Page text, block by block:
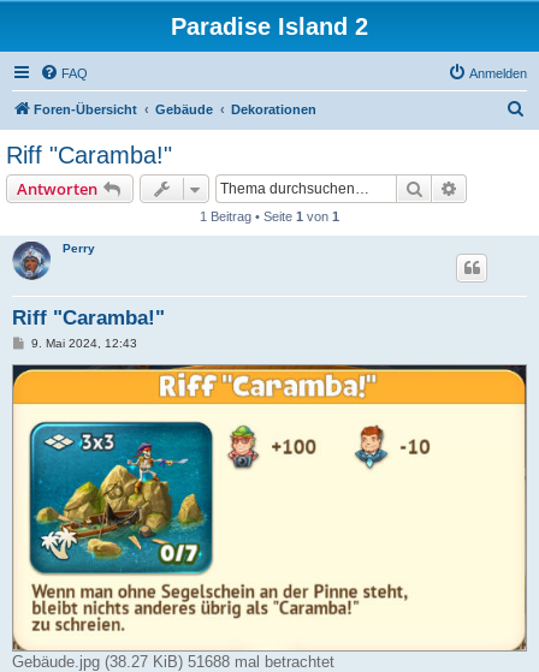
Paradise Island 2
FAQ Anmelden
Foren-Übersicht Gebäude Dekorationen
Riff "Caramba!"
Antworten Suche
1 Beitrag • Seite 1 von 1
Perry
Riff "Caramba!"
B
i
g
9. Mai 2024, 12:43
Gebäude.jpg (38.27 KiB) 51688 mal betrachtet